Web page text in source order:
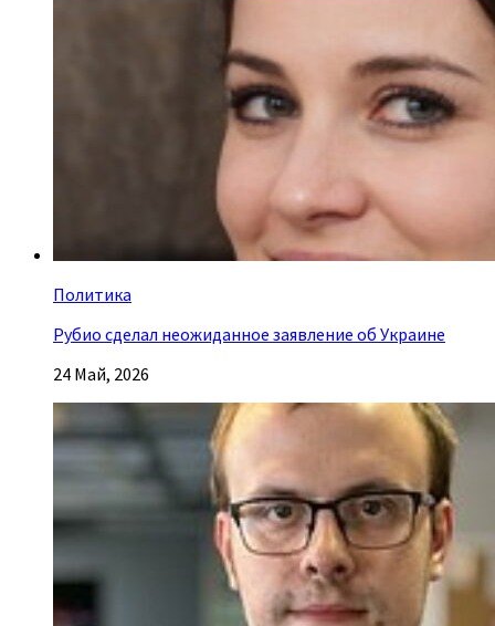
Политика
Рубио сделал неожиданное заявление об Украине
24 Май, 2026